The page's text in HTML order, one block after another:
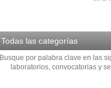
Todas las categorías
Busque por palabra clave en las
laboratorios, convocatorias y